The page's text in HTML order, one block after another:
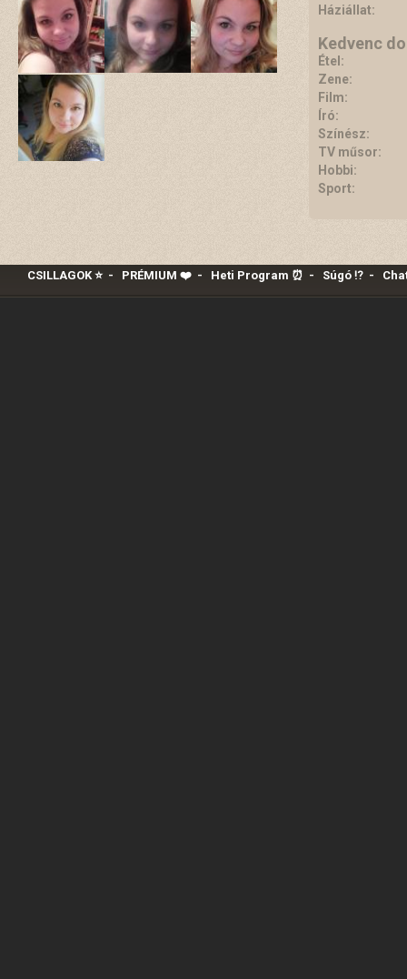
Háziállat:
Kedvenc
Étel:
Zene:
Film:
Író:
Színész:
TV műsor:
Hobbi:
Sport:
CSILLAGOK ⭐- PRÉMIUM ❤️‍- Heti Program ⏰ - Súgó ⁉️-